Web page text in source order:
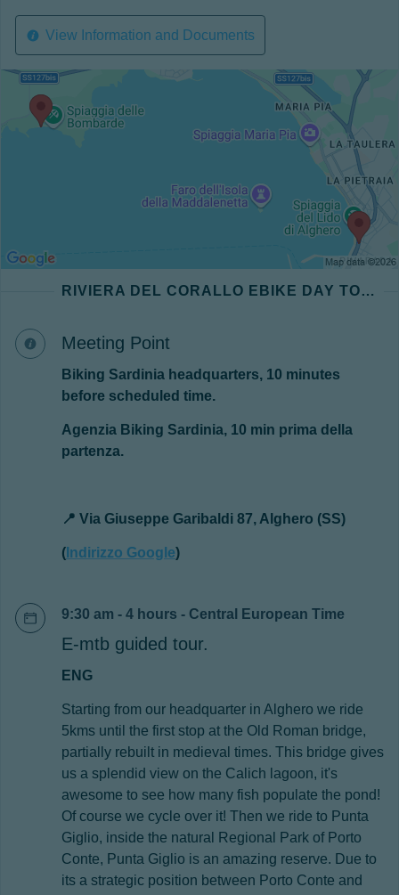
View Information and Documents
RIVIERA DEL CORALLO EBIKE DAY TOUR
Meeting Point
Biking Sardinia headquarters, 10 minutes
before scheduled time.
Agenzia Biking Sardinia, 10 min prima della
partenza.
📍 Via Giuseppe Garibaldi 87, Alghero (SS)
( Indirizzo Google)
9:30 am - 4 hours - Central European Time
E-mtb guided tour.
ENG
Starting from our headquarter in Alghero we ride
5kms until the first stop at the Old Roman bridge,
partially rebuilt in medieval times. This bridge gives
us a splendid view on the Calich lagoon, it's
awesome to see how many fish populate the pond!
Of course we cycle over it! Then we ride to Punta
Giglio, inside the natural Regional Park of Porto
Conte, Punta Giglio is an amazing reserve. Due to
its a strategic position between Porto Conte and